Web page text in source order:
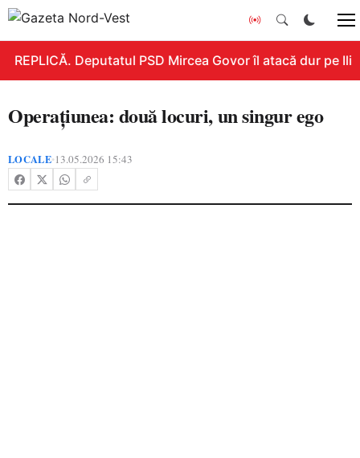
REPLICĂ. Deputatul PSD Mircea Govor îl atacă dur pe
Operațiunea: două locuri, un singur ego
LOCALE•13.05.2026 15:43